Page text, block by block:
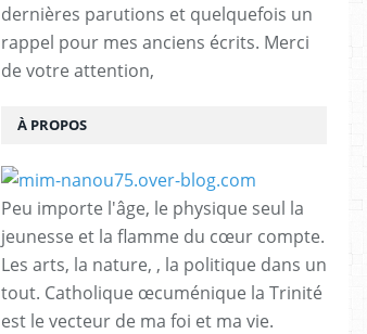
dernières parutions et quelquefois un
rappel pour mes anciens écrits. Merci
de votre attention,
À PROPOS
Peu importe l'âge, le physique seul la
jeunesse et la flamme du cœur compte.
Les arts, la nature, , la politique dans un
tout. Catholique œcuménique la Trinité
est le vecteur de ma foi et ma vie.